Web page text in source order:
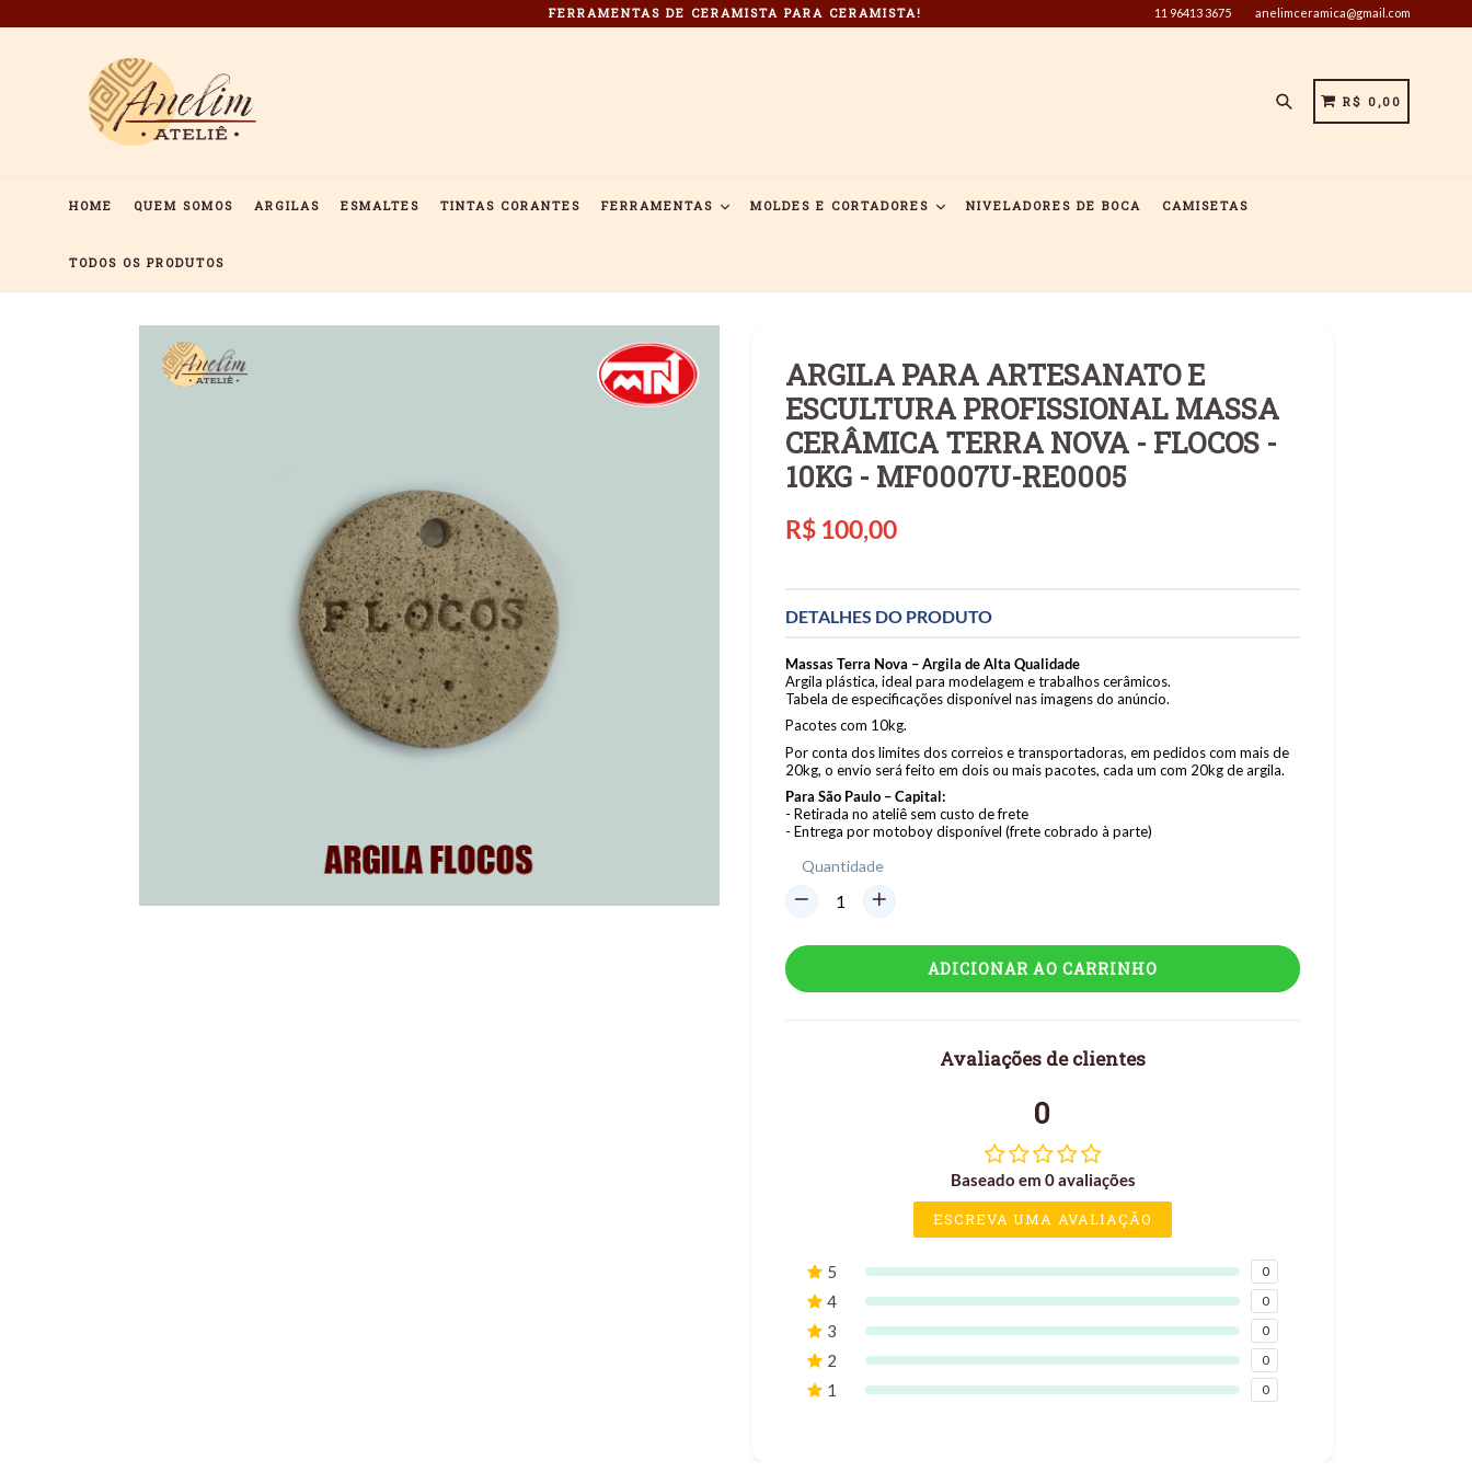
FERRAMENTAS DE CERAMISTA PARA CERAMISTA! 11 96413 3675 anelimceramica@gmail.com
PesquisarCARRINHO
CARRINHO
R$ 0,00
HOME QUEM SOMOS ARGILAS ESMALTES TINTAS CORANTES FERRAMENTAS MOLDES E CORTADORES NIVELADORES DE BOCA CAMISETAS
TODOS OS PRODUTOS
ARGILA PARA ARTESANATO E
ESCULTURA PROFISSIONAL MASSA
CERÂMICA TERRA NOVA - FLOCOS -
10KG - MF0007U-RE0005
Preço
R$ 100,00
DETALHES DO PRODUTO
Massas Terra Nova – Argila de Alta Qualidade
Argila plástica, ideal para modelagem e trabalhos cerâmicos.
Tabela de especificações disponível nas imagens do anúncio.
Pacotes com 10kg.
Por conta dos limites dos correios e transportadoras, em pedidos com mais de
20kg, o envio será feito em dois ou mais pacotes, cada um com 20kg de argila.
Para São Paulo – Capital:
- Retirada no ateliê sem custo de frete
- Entrega por motoboy disponível (frete cobrado à parte)
Quantidade
ADICIONAR AO CARRINHO
Avaliações de clientes
0
Baseado em 0 avaliações
ESCREVA UMA AVALIAÇÃO
5 0
4 0
3 0
2 0
1 0